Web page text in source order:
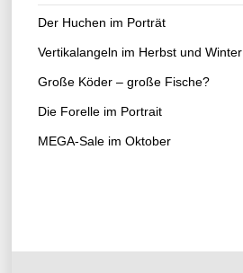
Der Huchen im Porträt
Vertikalangeln im Herbst und Winter
Große Köder – große Fische?
Die Forelle im Portrait
MEGA-Sale im Oktober